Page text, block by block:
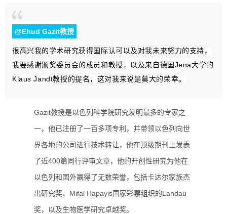
@Ehud Gazit教授
很高兴我的学术研究获得国际认可以及对我未来努力的支持，
我要感谢颁奖委员会的成员和教授，以及来自德国Jena大学的
Klaus Jandt教授的提名，这对我来说是莫大的荣幸。
Gazit教授是以色列科学院研究发明最多的专家之
一，他已注册了一百多项专利，并带领以色列向世
界各地的公司进行技术转让，他在顶级期刊上发表
了近400篇同行评审文章，他的开创性研究为他在
以色列和国外赢得了无数荣誉，包括卡达尔家族杰
出研究奖、Mifal Hapayis国家彩票组织的Landau
奖，以及生物医学研究卓越奖。